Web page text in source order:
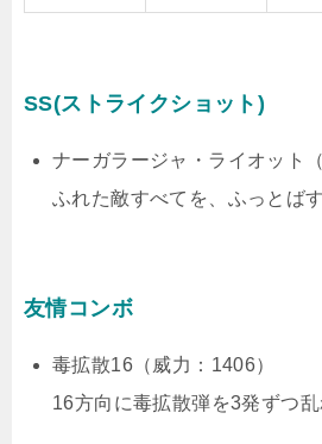
SS(ストライクショット)
ナーガラージャ・ライオット
ふれた敵すべてを、ふっとばす
友情コンボ
毒拡散16（威力：1406）
16方向に毒拡散弾を3発ずつ乱